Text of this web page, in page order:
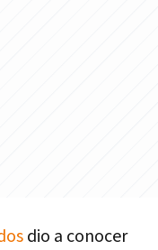
dio a conocer